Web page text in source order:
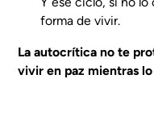
forma de vivir.
La autocrítica no te
vivir en paz mientras